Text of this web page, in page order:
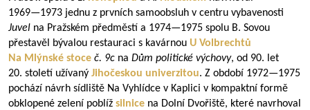
1969—1973 jednu z prvních samoobsluh v centru vybavenosti
Juvel na Pražském předměstí a 1974—1975 spolu B. Sovou
přestavěl bývalou restauraci s kavárnou U Volbrechtů
Na Mlýnské stoce č. 9c na Dům politické výchovy, od 90. let
20. století užívaný Jihočeskou univerzitou. Z období 1972—1975
pochází návrh sídliště Na Vyhlídce v Kaplici v kompaktní formě
obklopené zelení poblíž silnice na Dolní Dvořiště, které navrhoval